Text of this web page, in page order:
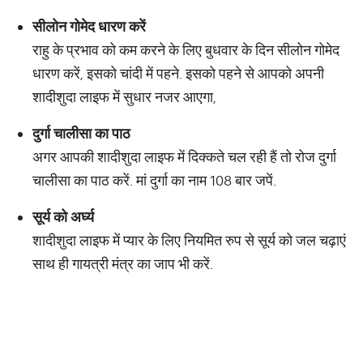
सीलोनगोमेदधारणकरें
राहु के प्रभाव को कम करने के लिए बुधवार के दिन सीलोन गोमेद
धारण करें, इसको चांदी में पहने. इसको पहने से आपको अपनी
शादीशुदा लाइफ में सुधार नजर आएगा,
दुर्गाचालीसाकापाठ
अगर आपकी शादीशुदा लाइफ में दिक्कते चल रही हैं तो रोज दुर्गा
चालीसा का पाठ करें. मां दुर्गा का नाम 108 बार जपें.
सूर्यकोअर्घ्य
शादीशुदा लाइफ में प्यार के लिए नियमित रुप से सूर्य को जल चढ़ाएं
साथ ही गायत्री मंत्र का जाप भी करें.